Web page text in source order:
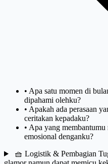
• Apa satu momen di
dipahami olehku?
• Apakah ada perasaan
ceritakan kepadaku?
• Apa yang membantumu
emosional denganku?
🧺 Logistik & Pembagian